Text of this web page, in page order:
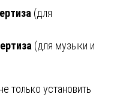
(для
(для музыки и
только установить